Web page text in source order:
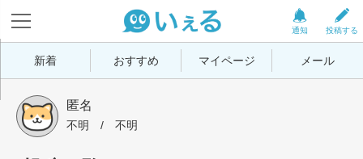
投稿する
通知
新着 おすすめ マイページ メール
匿名
不明 / 不明